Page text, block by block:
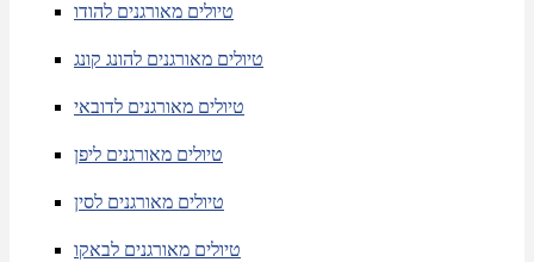
טיולים מאורגנים להודו
טיולים מאורגנים להונג קונג
טיולים מאורגנים לדובאי
טיולים מאורגנים ליפן
טיולים מאורגנים לסין
טיולים מאורגנים לבאקו